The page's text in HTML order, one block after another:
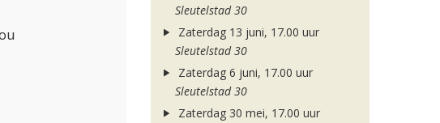
Sleutelstad 30
Zaterdag 13 juni, 17.00 uur
Sleutelstad 30
Zaterdag 6 juni, 17.00 uur
Sleutelstad 30
Zaterdag 30 mei, 17.00 uur